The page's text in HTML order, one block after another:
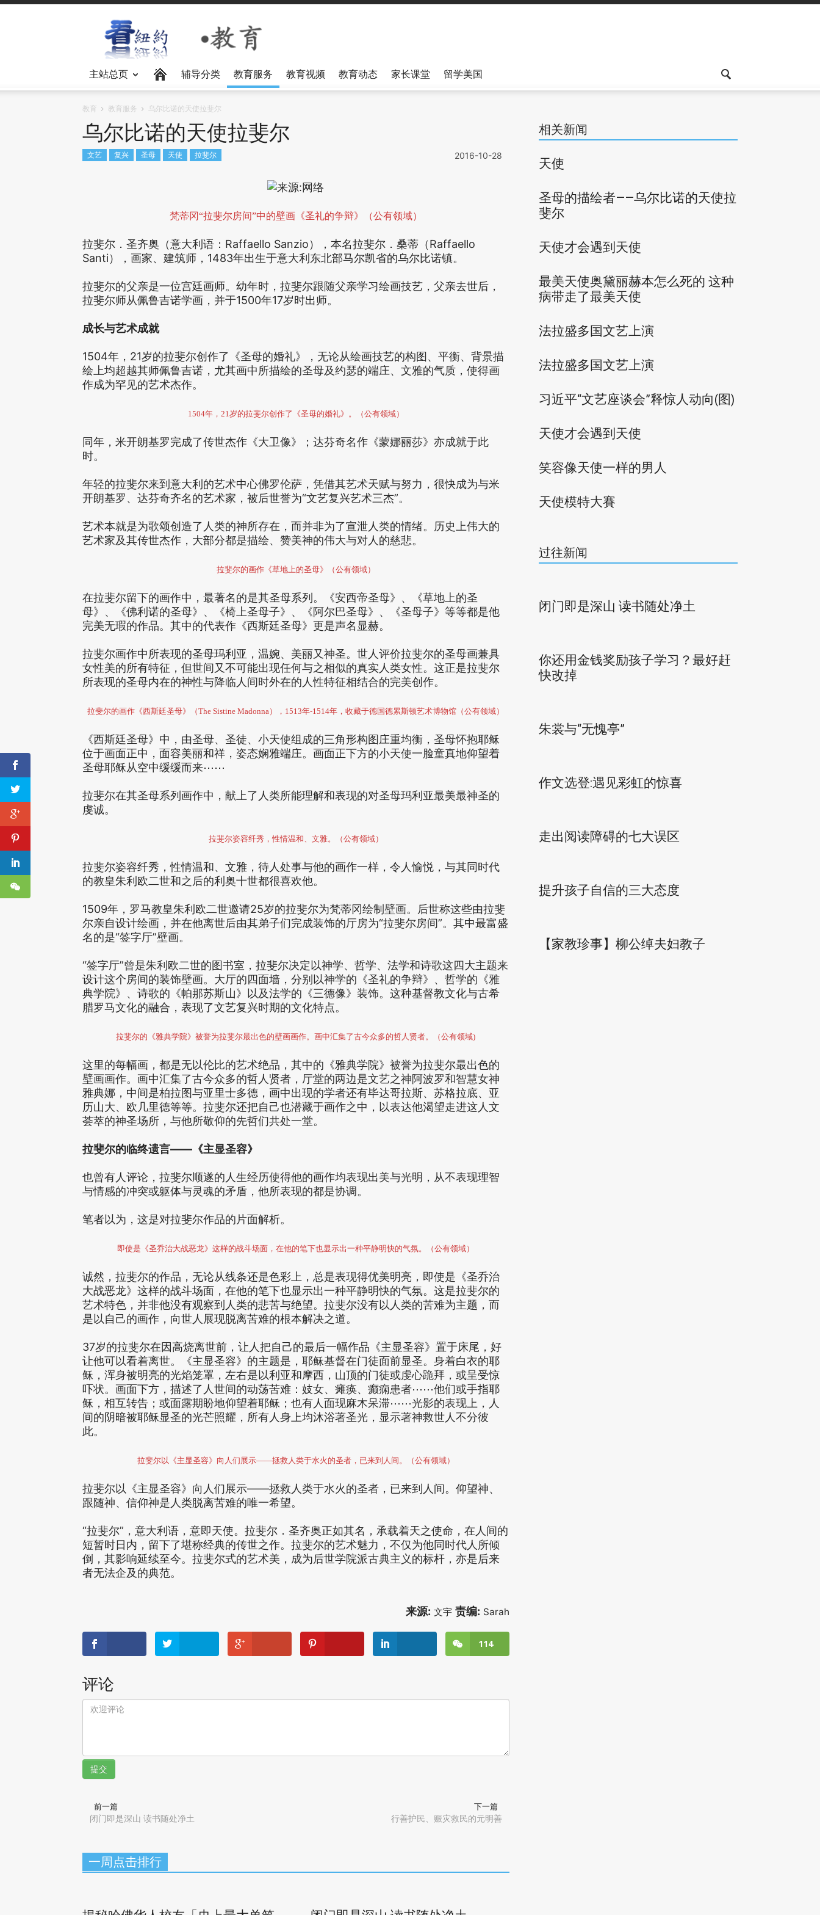
主站总页 辅导分类 教育服务 教育视频 教育动态 家长课堂 留学美国
教育 教育服务 乌尔比诺的天使拉斐尔
乌尔比诺的天使拉斐尔
2016-10-28
文艺 复兴 圣母 天使 拉斐尔
梵蒂冈“拉斐尔房间”中的壁画《圣礼的争辩》（公有领域）
拉斐尔．圣齐奥（意大利语：Raffaello Sanzio），本名拉斐尔．桑蒂（Raffaello
Santi），画家、建筑师，1483年出生于意大利东北部马尔凯省的乌尔比诺镇。
拉斐尔的父亲是一位宫廷画师。幼年时，拉斐尔跟随父亲学习绘画技艺，父亲去世后，
拉斐尔师从佩鲁吉诺学画，并于1500年17岁时出师。
成长与艺术成就
1504年，21岁的拉斐尔创作了《圣母的婚礼》，无论从绘画技艺的构图、平衡、背景描
绘上均超越其师佩鲁吉诺，尤其画中所描绘的圣母及约瑟的端庄、文雅的气质，使得画
作成为罕见的艺术杰作。
1504年，21岁的拉斐尔创作了《圣母的婚礼》。（公有领域）
同年，米开朗基罗完成了传世杰作《大卫像》；达芬奇名作《蒙娜丽莎》亦成就于此
时。
年轻的拉斐尔来到意大利的艺术中心佛罗伦萨，凭借其艺术天赋与努力，很快成为与米
开朗基罗、达芬奇齐名的艺术家，被后世誉为“文艺复兴艺术三杰”。
艺术本就是为歌颂创造了人类的神所存在，而并非为了宣泄人类的情绪。历史上伟大的
艺术家及其传世杰作，大部分都是描绘、赞美神的伟大与对人的慈悲。
拉斐尔的画作《草地上的圣母》（公有领域）
在拉斐尔留下的画作中，最著名的是其圣母系列。《安西帝圣母》、《草地上的圣
母》、《佛利诺的圣母》、《椅上圣母子》、《阿尔巴圣母》、《圣母子》等等都是他
完美无瑕的作品。其中的代表作《西斯廷圣母》更是声名显赫。
拉斐尔画作中所表现的圣母玛利亚，温婉、美丽又神圣。世人评价拉斐尔的圣母画兼具
女性美的所有特征，但世间又不可能出现任何与之相似的真实人类女性。这正是拉斐尔
所表现的圣母内在的神性与降临人间时外在的人性特征相结合的完美创作。
拉斐尔的画作《西斯廷圣母》（The Sistine Madonna），1513年-1514年，收藏于德国德累斯顿艺术博物馆（公有领域）
《西斯廷圣母》中，由圣母、圣徒、小天使组成的三角形构图庄重均衡，圣母怀抱耶稣
位于画面正中，面容美丽和祥，姿态娴雅端庄。画面正下方的小天使一脸童真地仰望着
圣母耶稣从空中缓缓而来⋯⋯
拉斐尔在其圣母系列画作中，献上了人类所能理解和表现的对圣母玛利亚最美最神圣的
虔诚。
拉斐尔姿容纤秀，性情温和、文雅。（公有领域）
拉斐尔姿容纤秀，性情温和、文雅，待人处事与他的画作一样，令人愉悦，与其同时代
的教皇朱利欧二世和之后的利奥十世都很喜欢他。
1509年，罗马教皇朱利欧二世邀请25岁的拉斐尔为梵蒂冈绘制壁画。后世称这些由拉斐
尔亲自设计绘画，并在他离世后由其弟子们完成装饰的厅房为“拉斐尔房间”。其中最富盛
名的是“签字厅”壁画。
“签字厅”曾是朱利欧二世的图书室，拉斐尔决定以神学、哲学、法学和诗歌这四大主题来
设计这个房间的装饰壁画。大厅的四面墙，分别以神学的《圣礼的争辩》、哲学的《雅
典学院》、诗歌的《帕那苏斯山》以及法学的《三德像》装饰。这种基督教文化与古希
腊罗马文化的融合，表现了文艺复兴时期的文化特点。
拉斐尔的《雅典学院》被誉为拉斐尔最出色的壁画画作。画中汇集了古今众多的哲人贤者。（公有领域)
这里的每幅画，都是无以伦比的艺术绝品，其中的《雅典学院》被誉为拉斐尔最出色的
壁画画作。画中汇集了古今众多的哲人贤者，厅堂的两边是文艺之神阿波罗和智慧女神
雅典娜，中间是柏拉图与亚里士多德，画中出现的学者还有毕达哥拉斯、苏格拉底、亚
历山大、欧几里德等等。拉斐尔还把自己也潜藏于画作之中，以表达他渴望走进这人文
荟萃的神圣场所，与他所敬仰的先哲们共处一堂。
拉斐尔的临终遗言——《主显圣容》
也曾有人评论，拉斐尔顺遂的人生经历使得他的画作均表现出美与光明，从不表现理智
与情感的冲突或躯体与灵魂的矛盾，他所表现的都是协调。
笔者以为，这是对拉斐尔作品的片面解析。
即使是《圣乔治大战恶龙》这样的战斗场面，在他的笔下也显示出一种平静明快的气氛。（公有领域）
诚然，拉斐尔的作品，无论从线条还是色彩上，总是表现得优美明亮，即使是《圣乔治
大战恶龙》这样的战斗场面，在他的笔下也显示出一种平静明快的气氛。这是拉斐尔的
艺术特色，并非他没有观察到人类的悲苦与绝望。拉斐尔没有以人类的苦难为主题，而
是以自己的画作，向世人展现脱离苦难的根本解决之道。
37岁的拉斐尔在因高烧离世前，让人把自己的最后一幅作品《主显圣容》置于床尾，好
让他可以看着离世。《主显圣容》的主题是，耶稣基督在门徒面前显圣。身着白衣的耶
稣，浑身被明亮的光焰笼罩，左右是以利亚和摩西，山顶的门徒或虔心跪拜，或呈受惊
吓状。画面下方，描述了人世间的动荡苦难：妓女、瘫痪、癫痫患者⋯⋯他们或手指耶
稣，相互转告；或面露期盼地仰望着耶稣；也有人面现麻木呆滞⋯⋯光影的表现上，人
间的阴暗被耶稣显圣的光芒照耀，所有人身上均沐浴著圣光，显示著神救世人不分彼
此。
拉斐尔以《主显圣容》向人们展示——拯救人类于水火的圣者，已来到人间。（公有领域）
拉斐尔以《主显圣容》向人们展示——拯救人类于水火的圣者，已来到人间。仰望神、
跟随神、信仰神是人类脱离苦难的唯一希望。
“拉斐尔”，意大利语，意即天使。拉斐尔．圣齐奥正如其名，承载着天之使命，在人间的
短暂时日内，留下了堪称经典的传世之作。拉斐尔的艺术魅力，不仅为他同时代人所倾
倒，其影响延续至今。拉斐尔式的艺术美，成为后世学院派古典主义的标杆，亦是后来
者无法企及的典范。
来源: 文宇 责编: Sarah
114
评论
提交
前一篇
闭门即是深山 读书随处净土
下一篇
行善护民、赈灾救民的元明善
一周点击排行
相关新闻
天使
圣母的描绘者——乌尔比诺的天使拉
斐尔
天使才会遇到天使
最美天使奥黛丽赫本怎么死的 这种
病带走了最美天使
法拉盛多国文艺上演
法拉盛多国文艺上演
习近平“文艺座谈会”释惊人动向(图)
天使才会遇到天使
笑容像天使一样的男人
天使模特大賽
过往新闻
闭门即是深山 读书随处净土
你还用金钱奖励孩子学习？最好赶
快改掉
朱裳与“无愧亭”
作文选登:遇见彩虹的惊喜
走出阅读障碍的七大误区
提升孩子自信的三大态度
【家教珍事】柳公绰夫妇教子